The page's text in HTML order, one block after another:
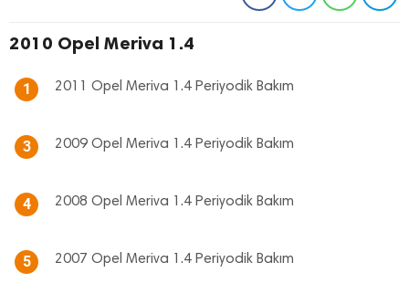
2010 Opel Meriva 1.4
1 2011 Opel Meriva 1.4 Periyodik Bakım
3 2009 Opel Meriva 1.4 Periyodik Bakım
4 2008 Opel Meriva 1.4 Periyodik Bakım
5 2007 Opel Meriva 1.4 Periyodik Bakım